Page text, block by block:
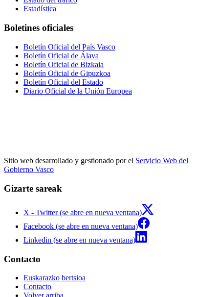
Estadística
Boletines oficiales
Boletín Oficial del País Vasco
Boletín Oficial de Álava
Boletín Oficial de Bizkaia
Boletín Oficial de Gipuzkoa
Boletín Oficial del Estado
Diario Oficial de la Unión Europea
Sitio web desarrollado y gestionado por el Servicio Web del
Gobierno Vasco
Gizarte sareak
X - Twitter (se abre en nueva ventana)
Facebook (se abre en nueva ventana)
Linkedin (se abre en nueva ventana)
Contacto
Euskarazko bertsioa
Contacto